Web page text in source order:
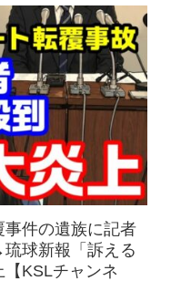
事件の遺族に記者
球新報「訴える
KSLチャンネ